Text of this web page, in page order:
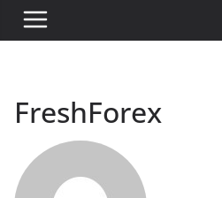
FreshForex